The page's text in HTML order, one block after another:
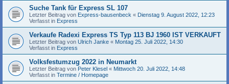
Suche Tank für Express SL 107
Letzter Beitrag von Express-bausenbeck « Dienstag 9. August 2022, 12:23
Verfasst in Express
Verkaufe Radexi Express TS Typ 113 BJ 1960 IST VERKAUFT
Letzter Beitrag von Ulrich Janke « Montag 25. Juli 2022, 14:30
Verfasst in Express
Volksfestumzug 2022 in Neumarkt
Letzter Beitrag von Peter Klesel « Mittwoch 20. Juli 2022, 14:48
Verfasst in Termine / Homepage